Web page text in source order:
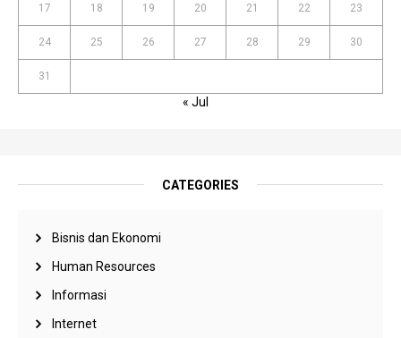
17 18 19 20 21 22 23
24 25 26 27 28 29 30
31
« Jul
CATEGORIES
Bisnis dan Ekonomi
Human Resources
Informasi
Internet